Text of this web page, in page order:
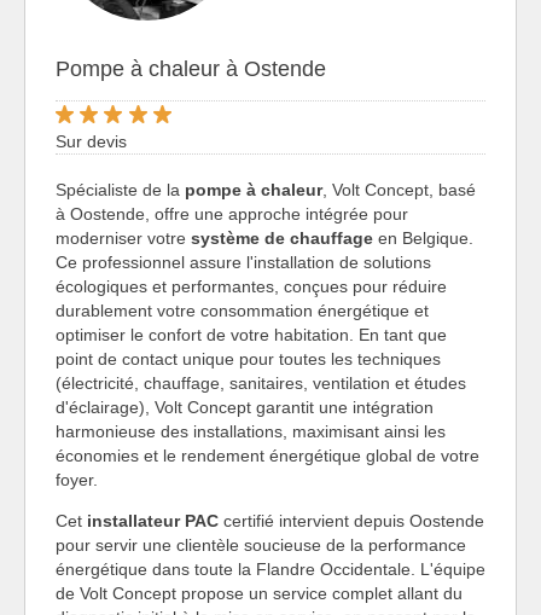
Pompe à chaleur à Ostende
Sur devis
Spécialiste de la pompe à chaleur, Volt Concept, basé
à Oostende, offre une approche intégrée pour
moderniser votre système de chauffage en Belgique.
Ce professionnel assure l'installation de solutions
écologiques et performantes, conçues pour réduire
durablement votre consommation énergétique et
optimiser le confort de votre habitation. En tant que
point de contact unique pour toutes les techniques
(électricité, chauffage, sanitaires, ventilation et études
d'éclairage), Volt Concept garantit une intégration
harmonieuse des installations, maximisant ainsi les
économies et le rendement énergétique global de votre
foyer.
Cet installateur PAC certifié intervient depuis Oostende
pour servir une clientèle soucieuse de la performance
énergétique dans toute la Flandre Occidentale. L'équipe
de Volt Concept propose un service complet allant du